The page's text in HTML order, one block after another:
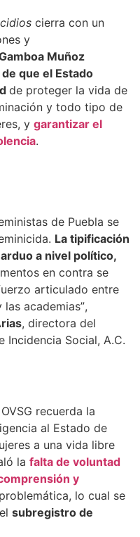
cierra con un
y
Muñoz
que el Estado
de proteger la vida de
y todo tipo de
y garantizar el
.
de Puebla se
La tipificación
a nivel político,
en contra se
articulado entre
academias”,
, directora del
Incidencia Social, A.C.
recuerda la
al Estado de
a una vida libre
la falta de voluntad
y
lo cual se
subregistro de